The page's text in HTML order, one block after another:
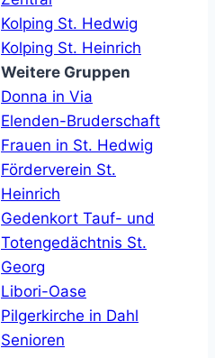
Kolping St. Hedwig
Kolping St. Heinrich
Weitere Gruppen
Donna in Via
Elenden-Bruderschaft
Frauen in St. Hedwig
Förderverein St.
Heinrich
Gedenkort Tauf- und
Totengedächtnis St.
Georg
Libori-Oase
Pilgerkirche in Dahl
Senioren